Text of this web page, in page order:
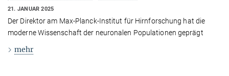
21. JANUAR 2025
Der Direktor am Max-Planck-Institut für Hirnforschung hat die
moderne Wissenschaft der neuronalen Populationen geprägt
mehr